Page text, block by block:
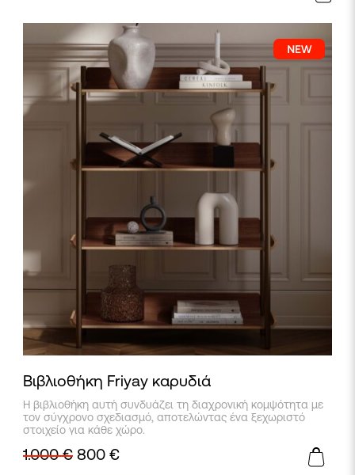
Βιβλιοθήκη Friyay καρυδιά
Η βιβλιοθήκη αυτή συνδυάζει τη διαχρονική κομψότητα με
τον σύγχρονο σχεδιασμό, αποτελώντας ένα ξεχωριστό
στοιχείο για κάθε χώρο.
1.000€ 800 €